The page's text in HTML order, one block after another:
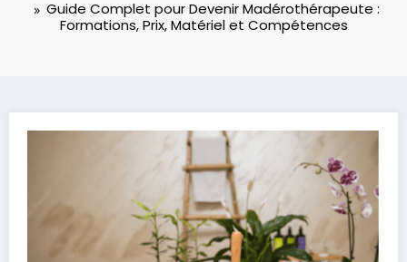
Guide Complet pour Devenir Madérothérapeute :
Formations, Prix, Matériel et Compétences